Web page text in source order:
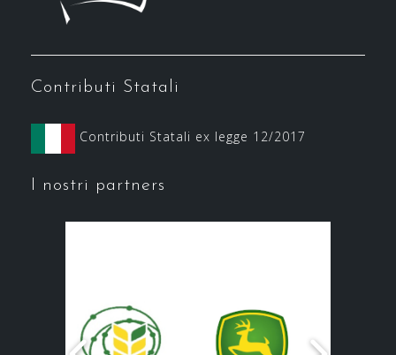
Contributi Statali
Contributi Statali ex legge 12/2017
I nostri partners